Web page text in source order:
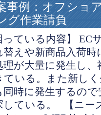
事例：オフシ
グ作業請負
っている内容】
替えや新商品入荷
理が大量に発生し
ている。また新し
同時に発生するの
している。 【ニー